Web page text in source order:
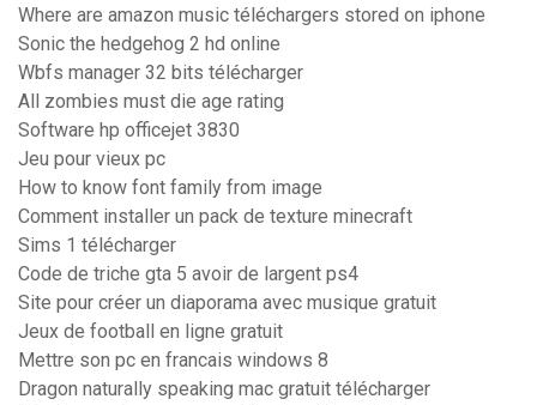
Where are amazon music téléchargers stored on iphone
Sonic the hedgehog 2 hd online
Wbfs manager 32 bits télécharger
All zombies must die age rating
Software hp officejet 3830
Jeu pour vieux pc
How to know font family from image
Comment installer un pack de texture minecraft
Sims 1 télécharger
Code de triche gta 5 avoir de largent ps4
Site pour créer un diaporama avec musique gratuit
Jeux de football en ligne gratuit
Mettre son pc en francais windows 8
Dragon naturally speaking mac gratuit télécharger